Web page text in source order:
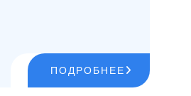
ПОДРОБНЕЕ